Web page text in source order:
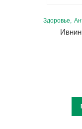
Здоровье